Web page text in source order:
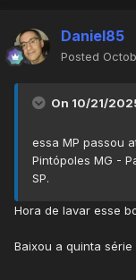
Sigma Meteorologia
bem parecido
Daniel85
Posted
On 10/21/
essa MP passou
Pintópoles MG -
SP.
Hora de lavar esse
Baixou a quinta série